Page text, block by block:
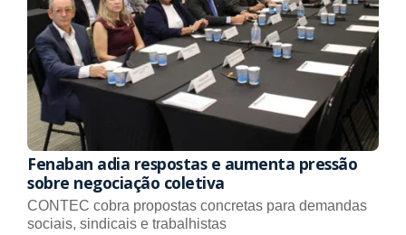
Fenaban adia respostas e aumenta pressão
sobre negociação coletiva
CONTEC cobra propostas concretas para demandas
sociais, sindicais e trabalhistas